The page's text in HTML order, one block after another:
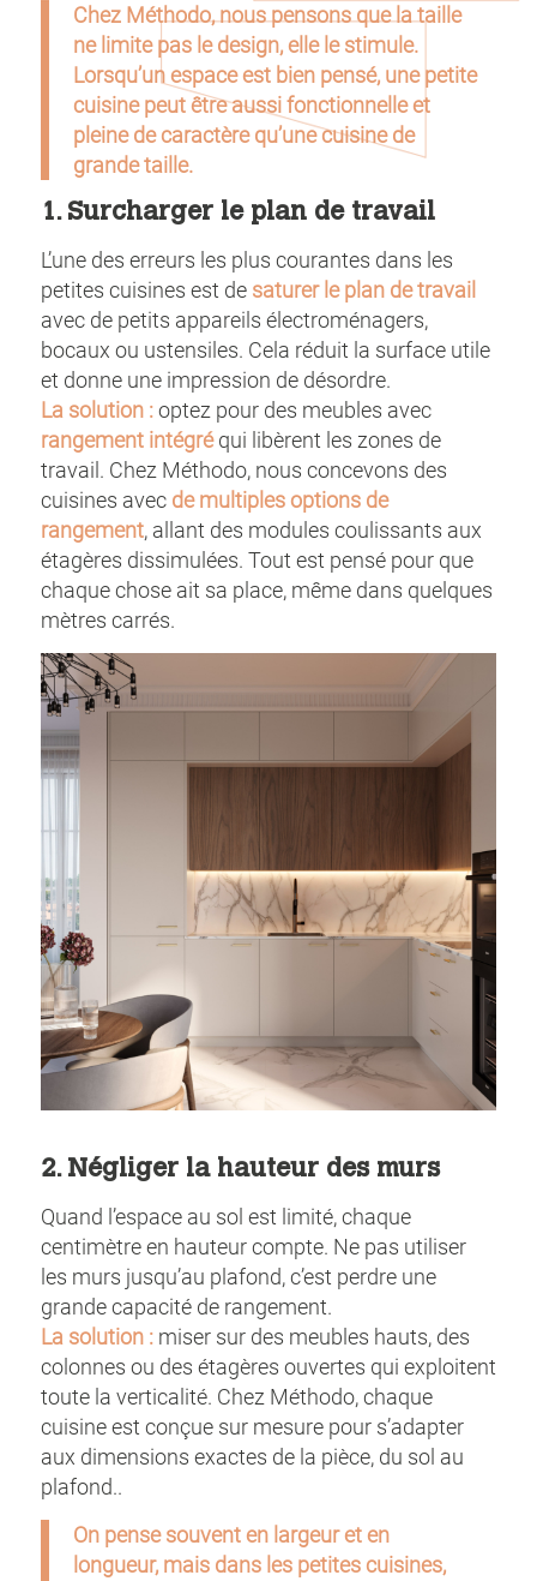
Chez Méthodo, nous pensons que la taille
ne limite pas le design, elle le stimule.
Lorsqu’un espace est bien pensé, une petite
cuisine peut être aussi fonctionnelle et
pleine de caractère qu’une cuisine de
grande taille.
1. Surcharger le plan de travail
L’une des erreurs les plus courantes dans les
petites cuisines est de saturer le plan de travail
avec de petits appareils électroménagers,
bocaux ou ustensiles. Cela réduit la surface utile
et donne une impression de désordre.
La solution :optez pour des meubles avec
rangement intégréqui libèrent les zones de
travail. Chez Méthodo, nous concevons des
cuisines avec de multiples options de
rangement, allant des modules coulissants aux
étagères dissimulées. Tout est pensé pour que
chaque chose ait sa place, même dans quelques
mètres carrés.
2. Négliger la hauteur des murs
Quand l’espace au sol est limité, chaque
centimètre en hauteur compte. Ne pas utiliser
les murs jusqu’au plafond, c’est perdre une
grande capacité de rangement.
La solution :miser sur des meubles hauts, des
colonnes ou des étagères ouvertes qui exploitent
toute la verticalité. Chez Méthodo, chaque
cuisine est conçue sur mesure pour s’adapter
aux dimensions exactes de la pièce, du sol au
plafond..
On pense souvent en largeur et en
longueur, mais dans les petites cuisines,